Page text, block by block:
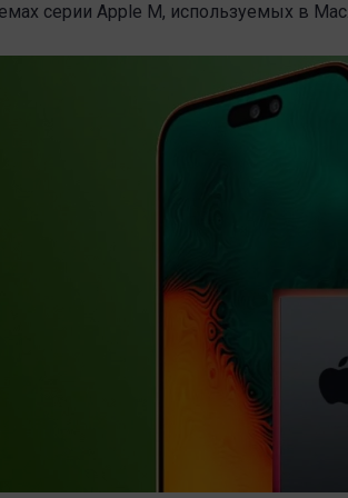
серии Apple M, используемых в